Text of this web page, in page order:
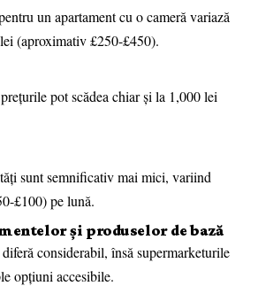
un apartament cu o cameră variază
(aproximativ £250-£450).
pot scădea chiar și la 1,000 lei
sunt semnificativ mai mici, variind
£100) pe lună.
și produselor de bază
considerabil, însă supermarketurile
opțiuni accesibile.